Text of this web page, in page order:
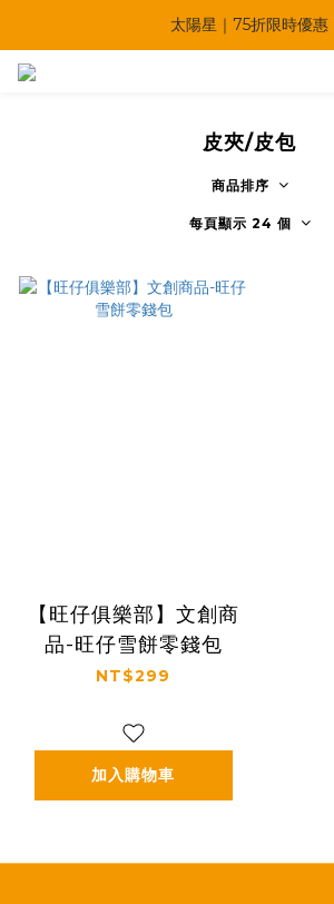
🔥父親節多重優惠一次享！
太陽星｜75折限時優惠
皮夾/皮包
商品排序
每頁顯示 24 個
【旺仔俱樂部】文創商
品-旺仔雪餅零錢包
NT$299
加入購物車